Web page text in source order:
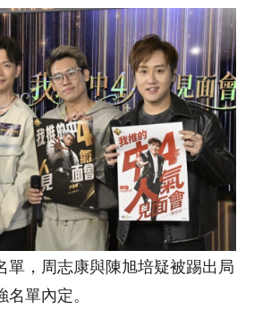
單，周志康與陳旭培疑被踢出局
單內定。